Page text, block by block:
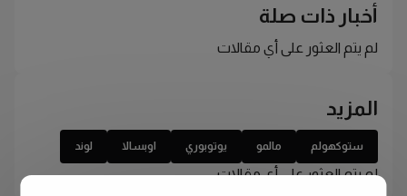
أخبار ذات صلة
لم يتم العثور على أي مقالات
المزيد
ستوكهولم مالمو يوتوبوري اوبسالا لوند
لم يتم العثور على أي مقالات